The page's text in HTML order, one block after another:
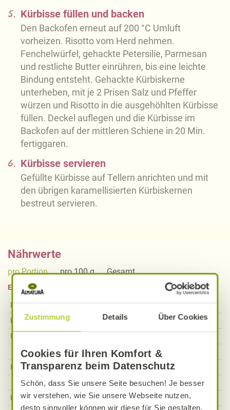
Zustimmung Details Über Cookies
Cookies für Ihren Komfort &
Transparenz beim Datenschutz
Schön, dass Sie unsere Seite besuchen! Je besser
wir verstehen, wie Sie unsere Webseite nutzen,
desto sinnvoller können wir diese für Sie gestalten.
5. Kürbisse füllen und backen
Den Backofen erneut auf 200 °C Umluft
vorheizen. Risotto vom Herd nehmen.
Fenchelwürfel, gehackte Petersilie, Parmesan
und restliche Butter einrühren, bis eine leichte
Bindung entsteht. Gehackte Kürbiskerne
unterheben, mit je 2 Prisen Salz und Pfeffer
würzen und Risotto in die ausgehöhlten Kürbisse
füllen. Deckel auflegen und die Kürbisse im
Backofen auf der mittleren Schiene in 20 Min.
fertiggaren.
6. Kürbisse servieren
Gefüllte Kürbisse auf Tellern anrichten und mit
den übrigen karamellisierten Kürbiskernen
bestreut servieren.
Nährwerte
pro Portion pro 100 g Gesamt
Einheit
kcal
kJ
Fett
Davon gesättigte Fettsäuren
Kohlenhydrate
Davon Zucker
Ballaststoffe
pro Portion
810kcal
3383kJ
22,73g
14,56